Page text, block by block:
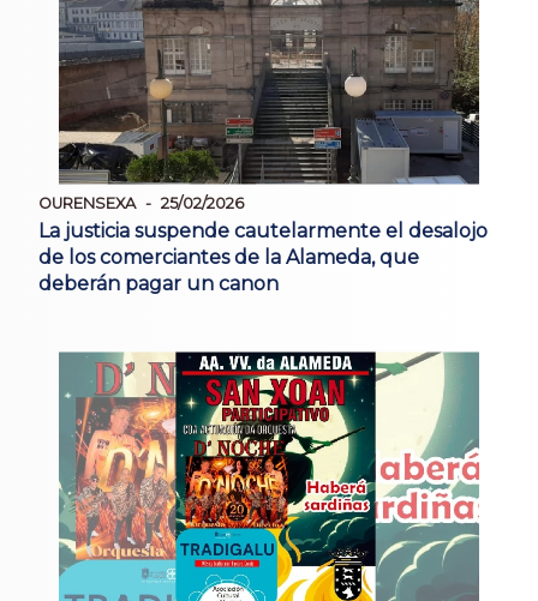
OURENSEXA 25/02/2026
La justicia suspende cautelarmente el desalojo
de los comerciantes de la Alameda, que
deberán pagar un canon